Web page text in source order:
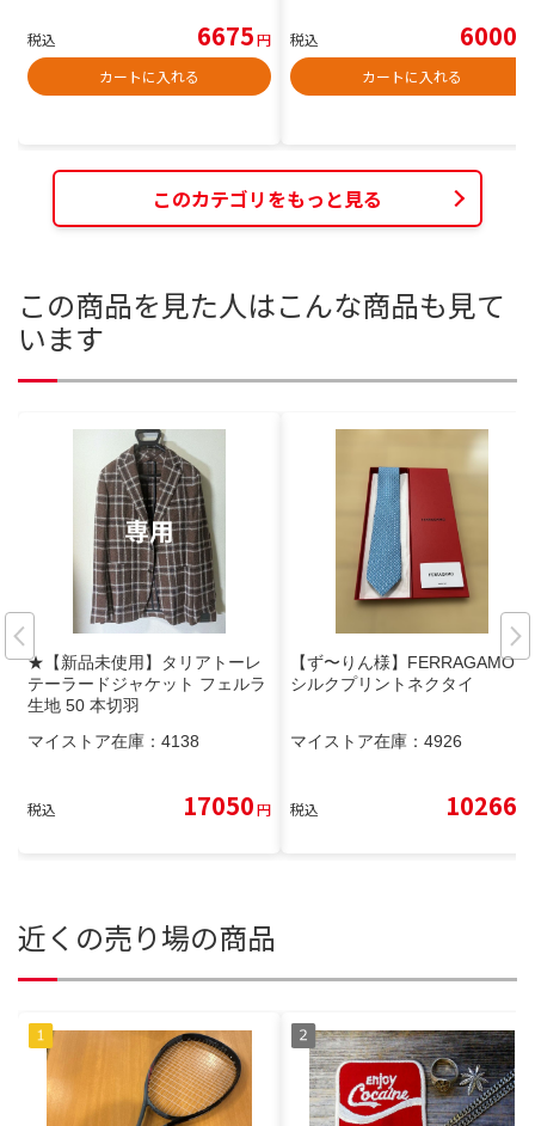
税込 6675円
カートに入れる
税込 6000
カートに入れる
このカテゴリをもっと見る
この商品を見た人はこんな商品も見て
います
★【新品未使用】タリアトーレ
テーラードジャケット フェルラ
生地 50 本切羽
マイストア在庫： 4138
税込 17050円
【ず〜りん様】FERRAGAMO
シルクプリントネクタイ
マイストア在庫： 4926
税込 10266
近くの売り場の商品